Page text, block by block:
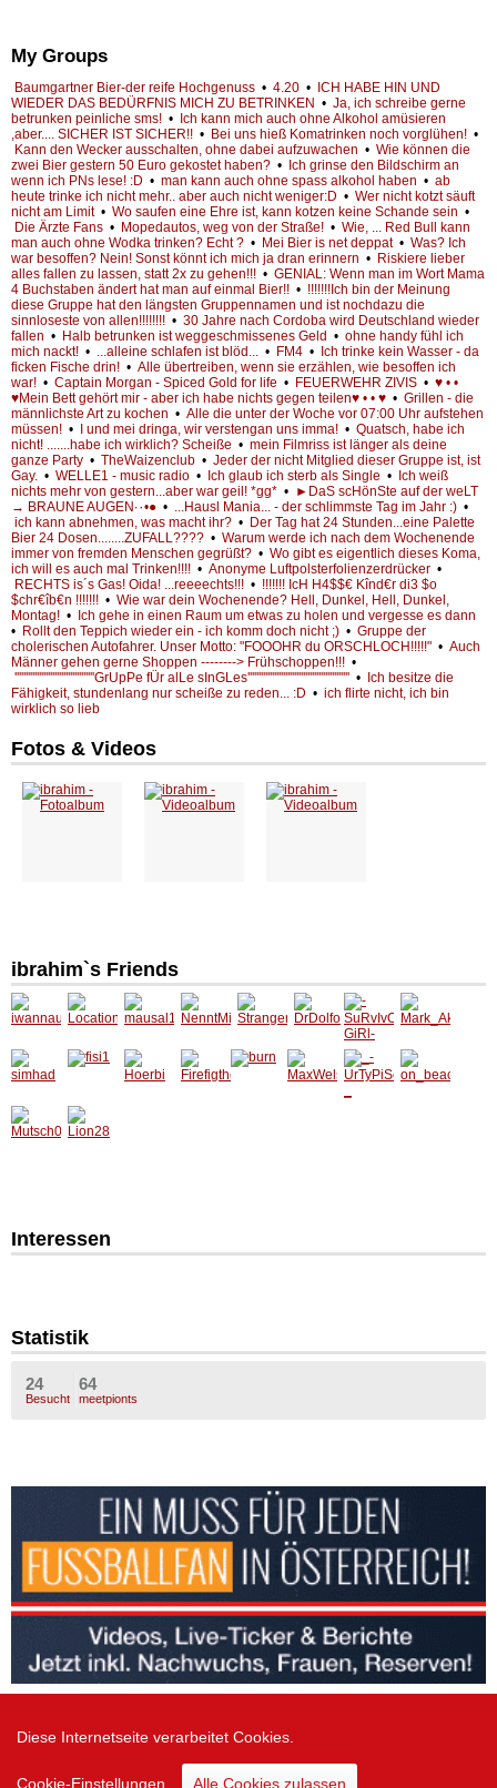
Diese Internetseite verarbeitet Cookies.
Cookie-Einstellungen Alle Cookies zulassen
My Groups
Baumgartner Bier-der reife Hochgenuss • 4.20 •
ICH HABE HIN UND
WIEDER DAS BEDÜRFNIS MICH ZU BETRINKEN • Ja, ich schreibe gerne
betrunken peinliche sms! •
Ich kann mich auch ohne Alkohol amüsieren
,aber.... SICHER IST SICHER!! • Bei uns hieß Komatrinken noch vorglühen! •
Kann den Wecker ausschalten, ohne dabei aufzuwachen • Wie können die
zwei Bier gestern 50 Euro gekostet haben? •
Ich grinse den Bildschirm an
wenn ich PNs lese! :D • man kann auch ohne spass alkohol haben • ab
heute trinke ich nicht mehr.. aber auch nicht weniger:D • Wer nicht kotzt säuft
nicht am Limit • Wo saufen eine Ehre ist, kann kotzen keine Schande sein •
Die Ärzte Fans • Mopedautos, weg von der Straße! • Wie, ... Red Bull kann
man auch ohne Wodka trinken? Echt ? • Mei Bier is net deppat • Was? Ich
war besoffen? Nein! Sonst könnt ich mich ja dran erinnern • Riskiere lieber
alles fallen zu lassen, statt 2x zu gehen!!! • GENIAL: Wenn man im Wort Mama
4 Buchstaben ändert hat man auf einmal Bier!! • !!!!!!!Ich bin der Meinung
diese Gruppe hat den längsten Gruppennamen und ist nochdazu die
sinnloseste von allen!!!!!!!! • 30 Jahre nach Cordoba wird Deutschland wieder
fallen • Halb betrunken ist weggeschmissenes Geld • ohne handy fühl ich
mich nackt! • ...alleine schlafen ist blöd... • FM4 •
Ich trinke kein Wasser - da
ficken Fische drin! • Alle übertreiben, wenn sie erzählen, wie besoffen ich
war! • Captain Morgan - Spiced Gold for life • FEUERWEHR ZIVIS • ♥ • •
♥Mein Bett gehört mir - aber ich habe nichts gegen teilen♥ • • ♥ • Grillen - die
männlichste Art zu kochen • Alle die unter der Woche vor 07:00 Uhr aufstehen
müssen! • I und mei dringa, wir verstengan uns imma! • Quatsch, habe ich
nicht! .......habe ich wirklich? Scheiße • mein Filmriss ist länger als deine
ganze Party • TheWaizenclub • Jeder der nicht Mitglied dieser Gruppe ist, ist
Gay. • WELLE1 - music radio • Ich glaub ich sterb als Single •
Ich weiß
nichts mehr von gestern...aber war geil! *gg* • ►DaS scHönSte auf der weLT
→ BRAUNE AUGEN·٠•● • ...Hausl Mania... - der schlimmste Tag im Jahr :) •
ich kann abnehmen, was macht ihr? • Der Tag hat 24 Stunden...eine Palette
Bier 24 Dosen........ZUFALL???? • Warum werde ich nach dem Wochenende
immer von fremden Menschen gegrüßt? • Wo gibt es eigentlich dieses Koma,
ich will es auch mal Trinken!!!! • Anonyme Luftpolsterfolienzerdrücker •
RECHTS is´s Gas! Oida! ...reeeechts!!! • !!!!!!! IcH H4$$€ Kînd€r di3 $o
$chr€îb€n !!!!!!! • Wie war dein Wochenende? Hell, Dunkel, Hell, Dunkel,
Montag! •
Ich gehe in einen Raum um etwas zu holen und vergesse es dann
• Rollt den Teppich wieder ein - ich komm doch nicht ;) • Gruppe der
cholerischen Autofahrer. Unser Motto: "FOOOHR du ORSCHLOCH!!!!!" • Auch
Männer gehen gerne Shoppen --------> Frühschoppen!!! •
''''''''''''''''''''''''''''''''''''GrUpPe fÜr alLe sInGLes'''''''''''''''''''''''''''''''''''''''''''''' •
Ich besitze die
Fähigkeit, stundenlang nur scheiße zu reden... :D • ich flirte nicht, ich bin
wirklich so lieb
Fotos & Videos
ibrahim`s Friends
Interessen
Statistik
24
Besucht
64
meetpionts